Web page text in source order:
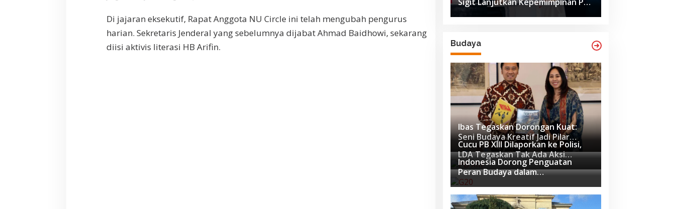
Di jajaran eksekutif, Rapat Anggota NU Circle ini telah mengubah pengurus
harian. Sekretaris Jenderal yang sebelumnya dijabat Ahmad Baidhowi, sekarang
diisi aktivis literasi HB Arifin.
ISSI hingga 2029
Budaya
Ibas Tegaskan Dorongan Kuat:
Seni Budaya Kreatif Jadi Pilar
Utama Identitas dan Ekonomi
Nasional
Cucu PB XIII Dilaporkan ke Polisi,
LDA Tegaskan Tak Ada Aksi
Pemukulan
Indonesia Dorong Penguatan
Peran Budaya dalam
Pembangunan Global di Forum G20
Afrika Selatan